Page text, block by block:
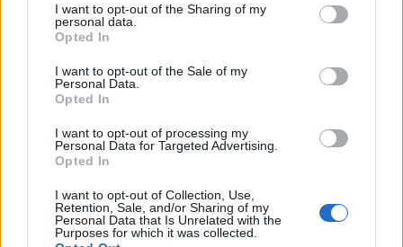
I want to opt-out of the Sharing of my
personal data.
Opted In
I want to opt-out of the Sale of my
Personal Data.
Opted In
I want to opt-out of processing my
Personal Data for Targeted Advertising.
Opted In
I want to opt-out of Collection, Use,
Retention, Sale, and/or Sharing of my
Personal Data that Is Unrelated with the
Purposes for which it was collected.
μέσα σε λίγα μέτρα!
05.02.2025 12:42
της αναξιοπιστίας"- Προϊόν
πολιτικής πίεσης ή κάτι άλλο..;